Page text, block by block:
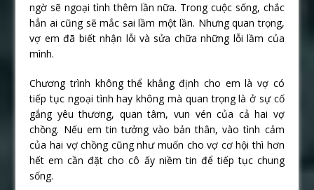
ngờ sẽ ngoại tình thêm lần nữa. Trong cuộc sống, chắc
hẳn ai cũng sẽ mắc sai lầm một lần. Nhưng quan trọng,
vợ em đã biết nhận lỗi và sửa chữa những lỗi lầm của
mình.
Chương trình không thể khẳng định cho em là vợ có
tiếp tục ngoại tình hay không mà quan trọng là ở sự cố
gắng yêu thương, quan tâm, vun vén của cả hai vợ
chồng. Nếu em tin tưởng vào bản thân, vào tình cảm
của hai vợ chồng cũng như muốn cho vợ cơ hội thì hơn
hết em cần đặt cho cô ấy niềm tin để tiếp tục chung
sống.